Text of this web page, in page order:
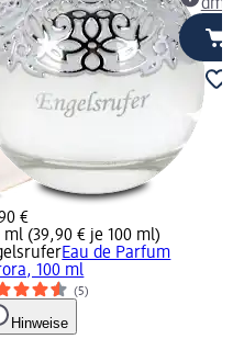
€
ml (39,90 € je 100 ml)
Eau de Parfum
100 ml
(5)
Hinweise
dm